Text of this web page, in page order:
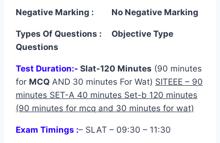
Negative Marking : No Negative Marking
Types Of Questions : Objective Type
Questions
Test Duration:- Slat-120 Minutes (90 minutes
for MCQ AND 30 minutes For Wat) SITEEE – 90
minutes SET-A 40 minutes Set-b 120 minutes
(90 minutes for mcq and 30 minutes for wat)
Exam Timings :– SLAT – 09:30 – 11:30